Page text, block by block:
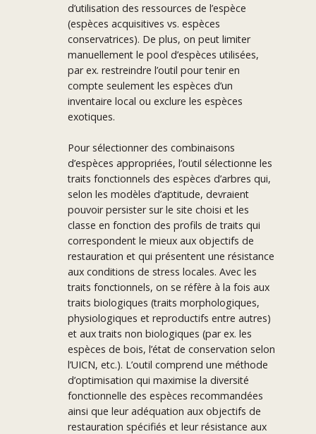
d’utilisation des ressources de l’espèce
(espèces acquisitives vs. espèces
conservatrices). De plus, on peut limiter
manuellement le pool d’espèces utilisées,
par ex. restreindre l’outil pour tenir en
compte seulement les espèces d’un
inventaire local ou exclure les espèces
exotiques.
Pour sélectionner des combinaisons
d’espèces appropriées, l’outil sélectionne les
traits fonctionnels des espèces d’arbres qui,
selon les modèles d’aptitude, devraient
pouvoir persister sur le site choisi et les
classe en fonction des profils de traits qui
correspondent le mieux aux objectifs de
restauration et qui présentent une résistance
aux conditions de stress locales. Avec les
traits fonctionnels, on se réfère à la fois aux
traits biologiques (traits morphologiques,
physiologiques et reproductifs entre autres)
et aux traits non biologiques (par ex. les
espèces de bois, l’état de conservation selon
l’UICN, etc.). L’outil comprend une méthode
d’optimisation qui maximise la diversité
fonctionnelle des espèces recommandées
ainsi que leur adéquation aux objectifs de
restauration spécifiés et leur résistance aux